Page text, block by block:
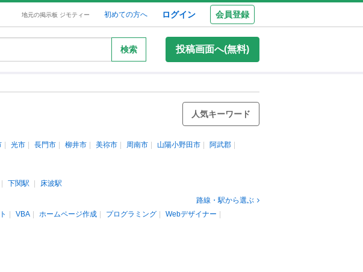
地元の掲示板 ジモティー 初めての方へ ログイン 会員登録
検索 投稿画面へ(無料)
人気キーワード
光市 長門市 柳井市 美祢市 周南市 山陽小野田市
阿武郡
下関駅
床波駅
路線・駅から選ぶ
VBA ホームページ作成 プログラミング
Webデザイナー